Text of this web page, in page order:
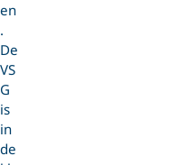
en
.
De
VS
G
is
in
de